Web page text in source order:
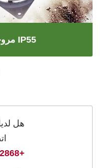
مروحة مقاومة للماء IP55
هل
+886-2-85122868